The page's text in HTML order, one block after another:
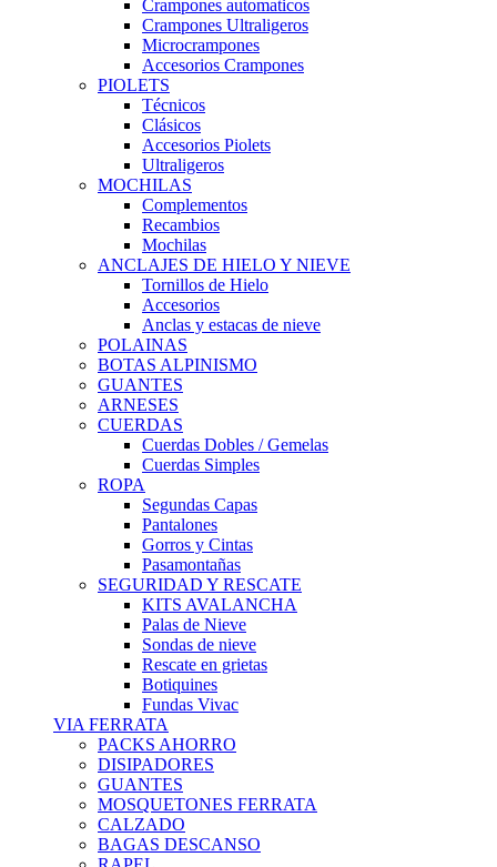
Crampones automaticos
Crampones Ultraligeros
Microcrampones
Accesorios Crampones
PIOLETS
Técnicos
Clásicos
Accesorios Piolets
Ultraligeros
MOCHILAS
Complementos
Recambios
Mochilas
ANCLAJES DE HIELO Y NIEVE
Tornillos de Hielo
Accesorios
Anclas y estacas de nieve
POLAINAS
BOTAS ALPINISMO
GUANTES
ARNESES
CUERDAS
Cuerdas Dobles / Gemelas
Cuerdas Simples
ROPA
Segundas Capas
Pantalones
Gorros y Cintas
Pasamontañas
SEGURIDAD Y RESCATE
KITS AVALANCHA
Palas de Nieve
Sondas de nieve
Rescate en grietas
Botiquines
Fundas Vivac
VIA FERRATA
PACKS AHORRO
DISIPADORES
GUANTES
MOSQUETONES FERRATA
CALZADO
BAGAS DESCANSO